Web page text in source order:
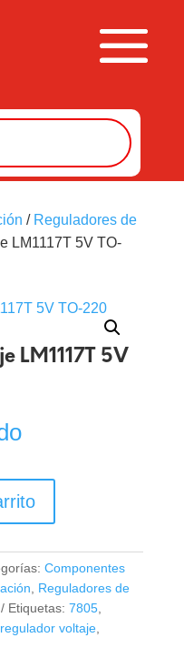
/ Reguladores de
LM1117T 5V TO-
LM1117T 5V
Componentes
Reguladores de
Etiquetas: 7805,
regulador voltaje,